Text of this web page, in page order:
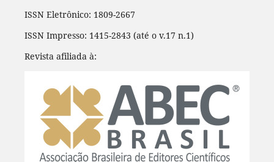
ISSN Eletrônico: 1809-2667
ISSN Impresso: 1415-2843 (até o v.17 n.1)
Revista afiliada à: